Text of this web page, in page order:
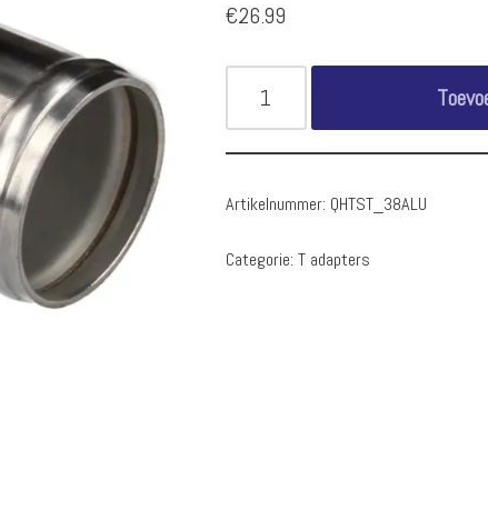
€26.99
Artikelnummer: QHTST_38ALU
Categorie:T adapters